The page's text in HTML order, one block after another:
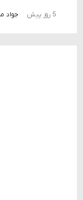
5 روز پیش جواد